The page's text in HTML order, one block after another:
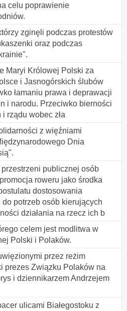
celu poprawienie
zginęli podczas protestów
oraz podczas
Maryi Królowej Polski za
i Jasnogórskich ślubów
łamaniu prawa i deprawacji
i narodu. Przeciwko bierności
rządu wobec zła
z więźniami
Dnia
publicznej osób
roweru jako środka
dostosowania
potrzeb osób kierujących
działania na rzecz ich b
celem jest modlitwa w
Polski i Polaków.
przez reżim
prezes Związku Polaków na
i dziennikarzem Andrzejem
ulicami Białegostoku z